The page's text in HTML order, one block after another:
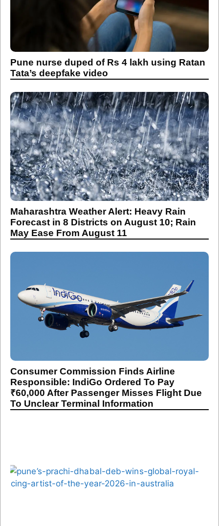
Pune nurse duped of Rs 4 lakh using Ratan
Tata’s deepfake video
Maharashtra Weather Alert: Heavy Rain
Forecast in 8 Districts on August 10; Rain
May Ease From August 11
Consumer Commission Finds Airline
Responsible: IndiGo Ordered To Pay
₹60,000 After Passenger Misses Flight Due
To Unclear Terminal Information